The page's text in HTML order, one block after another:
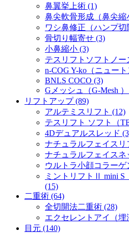
鼻翼挙上術 (1)
鼻尖軟骨形成（鼻尖縮
ワシ鼻修正（ハンプ切
骨切り幅寄せ (3)
小鼻縮小 (3)
テスリフトソフトノー
n-COG Y-ko（ニュー
BNLS COCO (3)
Gメッシュ（G-Mesh
リフトアップ (89)
アルテミスリフト (12)
テスリフト ソフト（
4Dデュアルスレッド
ナチュラルフェイスリ
ナチュラルフェイスネ
ウルトラ小顔コラーゲ
ミントリフトⅡ mini S
(15)
二重術 (64)
全切開法二重術 (28)
エクセレントアイ（埋
目元 (140)